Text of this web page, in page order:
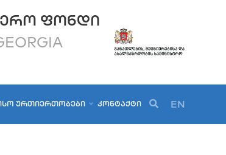
ᲤᲝᲜᲓᲘ
ᲣᲠᲗᲘᲔᲠᲗᲝᲑᲔᲑᲘ ᲙᲝᲜᲢᲐᲥᲢᲘ EN